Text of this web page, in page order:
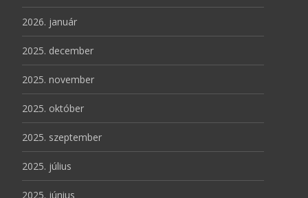
2026. január
2025. december
2025. november
2025. október
2025. szeptember
2025. július
2025. június